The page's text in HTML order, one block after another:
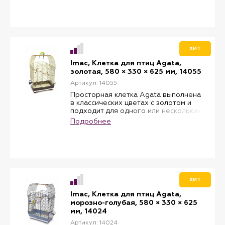
ХИТ
Imac, Клетка для птиц Agata,
золотая, 580 × 330 × 625 мм, 14055
Артикул: 14055
Просторная клетка Agata выполнена
в классических цветах с золотом и
подходит для одного или нескольких
мелких и средних птиц. За клеткой
просто ухаживать благодаря
питомцам, которые можно
использовать для крепления
подвесной наружной купалки или
гнезда-скворечника.
Размеры: расстояние между прутьями
12 мм, длина 58 см, высота 33 см, 62.5
см.
Подробнее
ХИТ
Imac, Клетка для птиц Agata,
морозно-голубая, 580 × 330 × 625
мм, 14024
Артикул: 14024